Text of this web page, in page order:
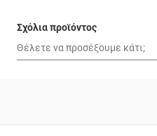
Σχόλια προϊόντος